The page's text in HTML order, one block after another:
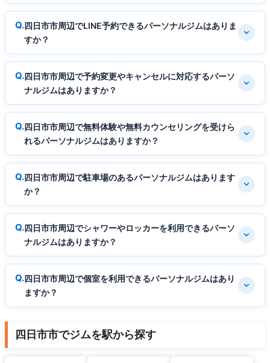
四日市市周辺でLINE予約できるパーソナルジムはありま
すか？
四日市市周辺で予約変更やキャンセルに対応するパーソ
ナルジムはありますか？
四日市市周辺で無料体験や無料カウンセリングを受けら
れるパーソナルジムはありますか？
四日市市周辺で駐車場のあるパーソナルジムはあります
か？
四日市市周辺でシャワーやロッカーを利用できるパーソ
ナルジムはありますか？
四日市市周辺で個室を利用できるパーソナルジムはあり
ますか？
四日市市でジムを駅から探す